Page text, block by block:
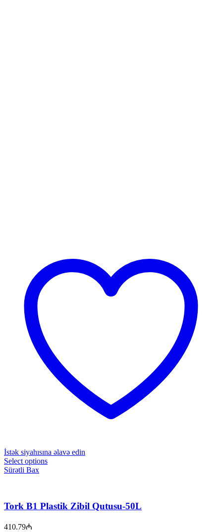
İstək siyahısına əlavə edin
Select options
Sürətli Bax
Tork B1 Plastik Zibil Qutusu-50L
410.79₼